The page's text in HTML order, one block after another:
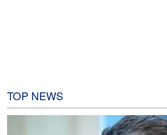
TOP NEWS